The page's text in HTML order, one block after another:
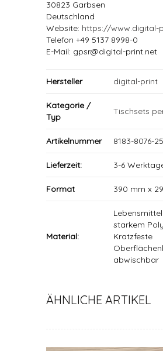
30823 Garbsen
Deutschland
Website: https://www.digital-
Telefon +49 5137 8998-0
E-Mail: gpsr@digital-print.net
Hersteller digital-print
Kategorie /
Typ
Tischsets
Artikelnummer 8183-8076-
Lieferzeit: 3-6
Format 390 mm x
Material:
starkem
Kratzfeste
abwischbar
ÄHNLICHE ARTIKEL